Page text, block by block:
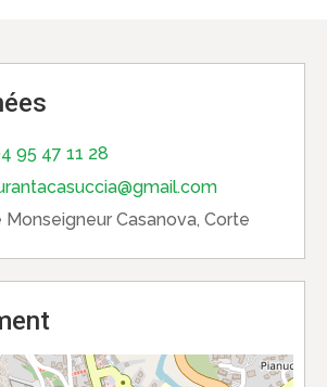
95 47 11 28
Monseigneur Casanova, Corte